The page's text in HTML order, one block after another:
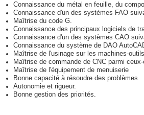
Connaissance du métal en feuille, du
Connaissance d'un des systèmes FAO
Maîtrise du code G.
Connaissance des principaux logiciels de
Connaissance d'un des systèmes CAO
Connaissance du système de DAO
Maîtrise de l'usinage sur les machines-
Maîtrise de commande de CNC parmi
Maîtrise de l'équipement de menuiserie
Bonne capacité à résoudre des problèmes.
Autonomie et rigueur.
Bonne gestion des priorités.